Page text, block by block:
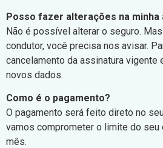
Posso fazer alterações na minha
Não é possível alterar o seguro.
condutor, você precisa nos avisar.
cancelamento da assinatura vigente
novos dados.
Como é o pagamento?
O pagamento será feito direto no
vamos comprometer o limite do seu
mês.